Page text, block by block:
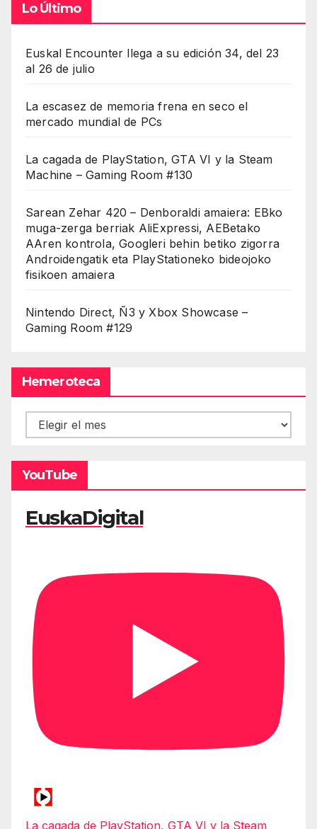
Lo Último
Euskal Encounter llega a su edición 34, del 23
al 26 de julio
La escasez de memoria frena en seco el
mercado mundial de PCs
La cagada de PlayStation, GTA VI y la Steam
Machine – Gaming Room #130
Sarean Zehar 420 – Denboraldi amaiera: EBko
muga-zerga berriak AliExpressi, AEBetako
AAren kontrola, Googleri behin betiko zigorra
Androidengatik eta PlayStationeko bideojoko
fisikoen amaiera
Nintendo Direct, Ñ3 y Xbox Showcase –
Gaming Room #129
Hemeroteca
Hemeroteca
YouTube
EuskaDigital
La cagada de PlayStation, GTA VI y la Steam